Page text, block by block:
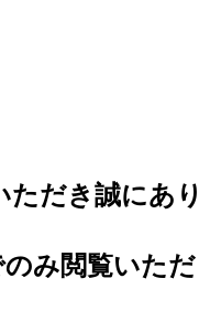
ただき誠にあり
み閲覧いただ